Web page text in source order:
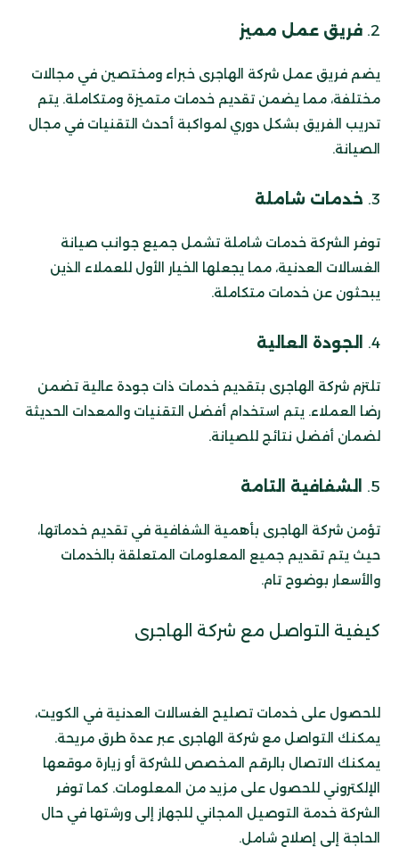
2. فريق عمل مميز
يضم فريق عمل شركة الهاجرى خبراء ومختصين في مجالات
مختلفة، مما يضمن تقديم خدمات متميزة ومتكاملة. يتم
تدريب الفريق بشكل دوري لمواكبة أحدث التقنيات في مجال
الصيانة.
3. خدمات شاملة
توفر الشركة خدمات شاملة تشمل جميع جوانب صيانة
الغسالات العدنية، مما يجعلها الخيار الأول للعملاء الذين
يبحثون عن خدمات متكاملة.
4. الجودة العالية
تلتزم شركة الهاجرى بتقديم خدمات ذات جودة عالية تضمن
رضا العملاء. يتم استخدام أفضل التقنيات والمعدات الحديثة
لضمان أفضل نتائج للصيانة.
5. الشفافية التامة
تؤمن شركة الهاجرى بأهمية الشفافية في تقديم خدماتها،
حيث يتم تقديم جميع المعلومات المتعلقة بالخدمات
والأسعار بوضوح تام.
كيفية التواصل مع شركة الهاجرى
للحصول على خدمات تصليح الغسالات العدنية في الكويت،
يمكنك التواصل مع شركة الهاجرى عبر عدة طرق مريحة.
يمكنك الاتصال بالرقم المخصص للشركة أو زيارة موقعها
الإلكتروني للحصول على مزيد من المعلومات. كما توفر
الشركة خدمة التوصيل المجاني للجهاز إلى ورشتها في حال
الحاجة إلى إصلاح شامل.